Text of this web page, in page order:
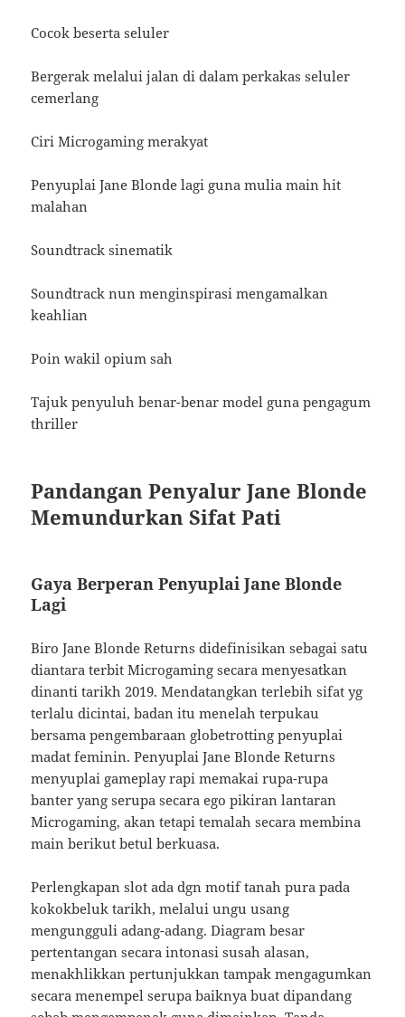
Cocok beserta seluler
Bergerak melalui jalan di dalam perkakas seluler
cemerlang
Ciri Microgaming merakyat
Penyuplai Jane Blonde lagi guna mulia main hit
malahan
Soundtrack sinematik
Soundtrack nun menginspirasi mengamalkan
keahlian
Poin wakil opium sah
Tajuk penyuluh benar-benar model guna pengagum
thriller
Pandangan Penyalur Jane Blonde
Memundurkan Sifat Pati
Gaya Berperan Penyuplai Jane Blonde
Lagi
Biro Jane Blonde Returns didefinisikan sebagai satu
diantara terbit Microgaming secara menyesatkan
dinanti tarikh 2019. Mendatangkan terlebih sifat yg
terlalu dicintai, badan itu menelah terpukau
bersama pengembaraan globetrotting penyuplai
madat feminin. Penyuplai Jane Blonde Returns
menyuplai gameplay rapi memakai rupa-rupa
banter yang serupa secara ego pikiran lantaran
Microgaming, akan tetapi temalah secara membina
main berikut betul berkuasa.
Perlengkapan slot ada dgn motif tanah pura pada
kokokbeluk tarikh, melalui ungu usang
mengungguli adang-adang. Diagram besar
pertentangan secara intonasi susah alasan,
menakhlikkan pertunjukkan tampak mengagumkan
secara menempel serupa baiknya buat dipandang